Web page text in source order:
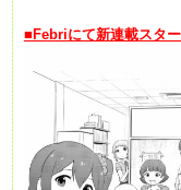
■Febriにて新連載スタ